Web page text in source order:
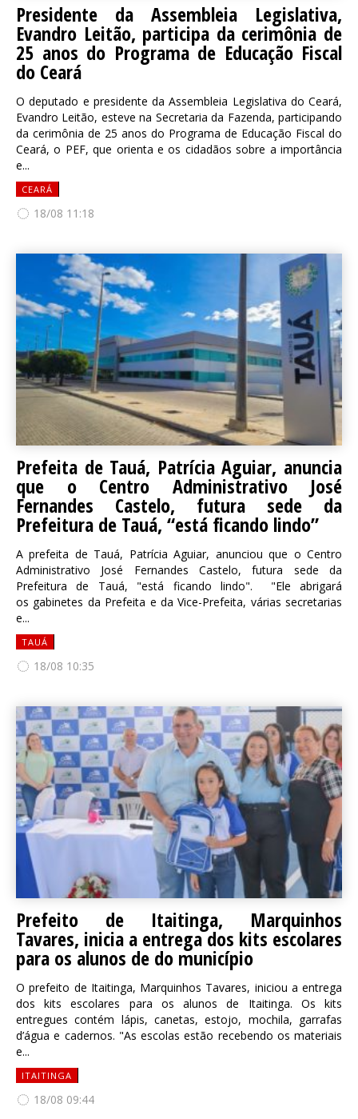
Presidente da Assembleia Legislativa,
Evandro Leitão, participa da cerimônia de
25 anos do Programa de Educação Fiscal
do Ceará
O deputado e presidente da Assembleia Legislativa do Ceará,
Evandro Leitão, esteve na Secretaria da Fazenda, participando
da cerimônia de 25 anos do Programa de Educação Fiscal do
Ceará, o PEF, que orienta e os cidadãos sobre a importância
e...
CEARÁ
18/08 11:18
Prefeita de Tauá, Patrícia Aguiar, anuncia
que o Centro Administrativo José
Fernandes Castelo, futura sede da
Prefeitura de Tauá, “está ficando lindo”
A prefeita de Tauá, Patrícia Aguiar, anunciou que o Centro
Administrativo José Fernandes Castelo, futura sede da
Prefeitura de Tauá, "está ficando lindo". "Ele abrigará
os gabinetes da Prefeita e da Vice-Prefeita, várias secretarias
e...
TAUÁ
18/08 10:35
Prefeito de Itaitinga, Marquinhos
Tavares, inicia a entrega dos kits escolares
para os alunos de do município
O prefeito de Itaitinga, Marquinhos Tavares, iniciou a entrega
dos kits escolares para os alunos de Itaitinga. Os kits
entregues contém lápis, canetas, estojo, mochila, garrafas
d’água e cadernos. "As escolas estão recebendo os materiais
e...
ITAITINGA
18/08 09:44